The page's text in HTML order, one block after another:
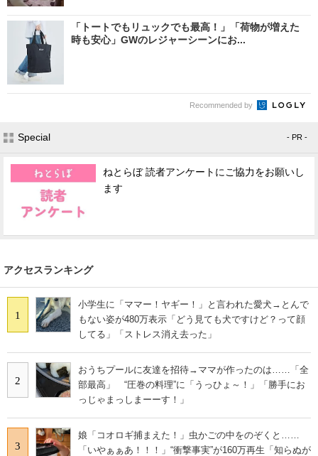
「トートでもリュックでも最高！」「荷物が増えた
時も安心」GWのレジャーシーンにお...
Recommended by
Special - PR -
ねとらぼ 読者アンケートにご協力をお願いし
ます
アクセスランキング
1
小学生に「ママー！ヤギー！」と言われた愛犬→とんで
もない姿が480万表示「どう見ても犬ですけど？って顔
してる」「ストレス消え去った」
2
おうちプールに友達を招待→ママが作ったのは……「全
部最高」 “圧巻の料理”に「うっひょ～！」「勝手にお
っじゃまっしまーーす！」
3
娘「コオロギ捕まえた！」虫かごの中をのぞくと……
「いやぁぁあ！！！」“衝撃事実”が160万再生「知らぬが